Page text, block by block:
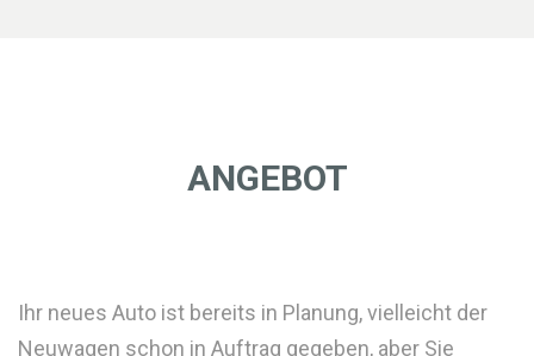
ANGEBOT
Ihr neues Auto ist bereits in Planung, vielleicht der
Neuwagen schon in Auftrag gegeben, aber Sie